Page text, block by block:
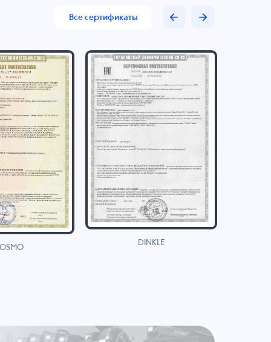
Все сертификаты
DINKLE